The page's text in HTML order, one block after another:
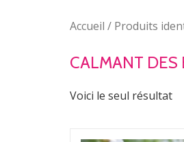
Accueil / Produits
CALMANT DES
Voici le seul résultat